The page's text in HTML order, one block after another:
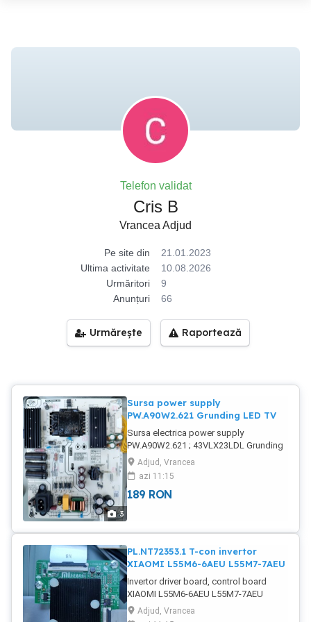
Telefon validat
Cris B
Vrancea Adjud
Pe site din
21.01.2023
Ultima activitate
10.08.2026
Urmăritori
9
Anunțuri
66
Urmărește Raportează
3
Sursa power supply
PW.A90W2.621 Grunding LED TV
Sursa electrica power supply
PW.A90W2.621 ; 43VLX23LDL Grunding
LED TV , placa de baza , sursa , leduri ,
t-con. Compatibil cu alte modele !
Provine de la un TV nou cu ecranul spart
în timpul transportului către clientul final.
Adjud, Vrancea
azi 11:15
189 RON
PL.NT72353.1 T-con invertor
XIAOMI L55M6-6AEU L55M7-7AEU
Invertor driver board, control board
XIAOMI L55M6-6AEU L55M7-7AEU
Provine de la un TV nou cu ecranul spart
pe durata transportului către clientul
Adjud, Vrancea